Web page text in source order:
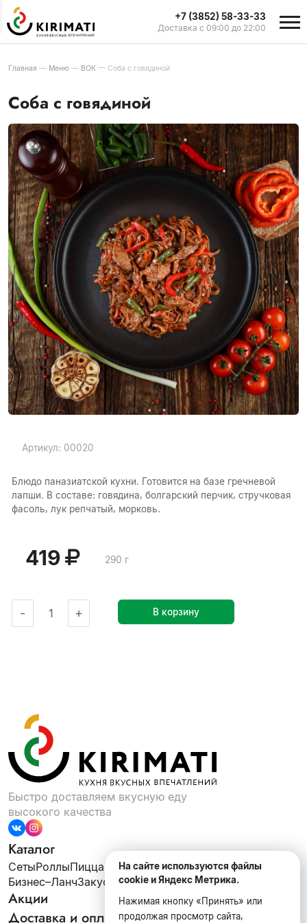
+7 (3852) 58-33-33
Доставка с 09:00 до 22:00
Главная — Меню — ВОК — Соба с говядиной
Соба с говядиной
Артикул: 00020
Блюдо паназиатской кухни. Готовится на базе гречневой
лапши. В составе: говядина, болгарский перчик, стручковая
фасоль, лук репчатый, морковь.
419 290 г
- + В корзину
Быстро доставляем вкусную еду
высокого качества
Каталог
СетыРоллыПиццаШаурмаВОКСупыСалаты
Бизнес–ЛанчЗакускиДесертыНапитки
Акции
Доставка и оплата
На сайте используются файлы
cookie и Яндекс Метрика.
Нажимая кнопку «Принять» или
продолжая просмотр сайта,